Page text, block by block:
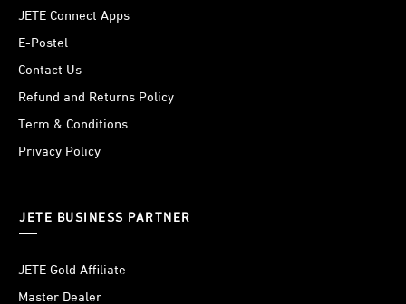
Series terbilang mudah. Tinggal colokkan USB Port ke
perangkat lalu, tekan tombol “On/Off” untuk menyalakan
dan mematikannya. Dengan menggunakan USB Port
model terbaru, membuatnya lebih optimal dalam
JETE Connect Apps
E-Postel
Contact Us
Refund and Returns Policy
Term & Conditions
Privacy Policy
JETE BUSINESS PARTNER
JETE Gold Affiliate
Master Dealer